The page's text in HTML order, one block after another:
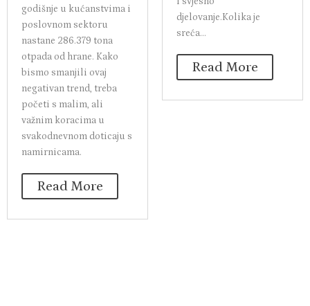
godišnje u kućanstvima i
poslovnom sektoru
nastane 286.379 tona
otpada od hrane. Kako
bismo smanjili ovaj
negativan trend, treba
početi s malim, ali
važnim koracima u
svakodnevnom doticaju s
namirnicama.
Read More
djelovanje.Kolika je
sreća...
Read More